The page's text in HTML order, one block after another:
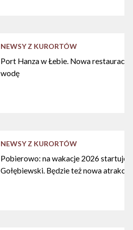
NEWSY Z KURORTÓW
Port Hanza w Łebie. Nowa restauracja
wodę
NEWSY Z KURORTÓW
Pobierowo: na wakacje 2026 startuje
Gołębiewski. Będzie też nowa atrakcja